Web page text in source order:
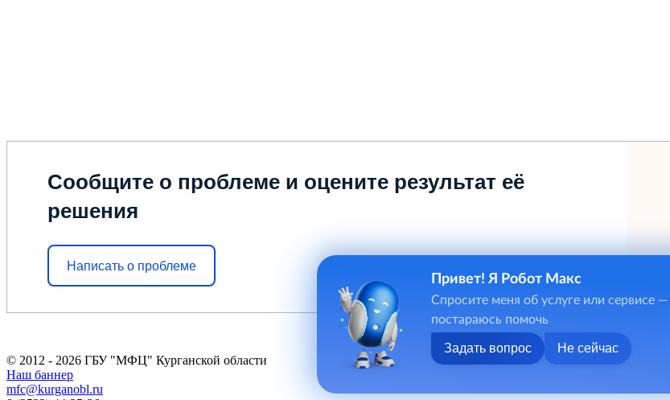
Сообщите о проблеме и оцените результат её
решения
Написать о проблеме
© 2012 - 2026 ГБУ "МФЦ" Курганской области
Наш баннер
mfc@kurganobl.ru
Привет! Я Робот Макс
Спросите меня об услуге или сервисе —
постараюсь помочь
Задать вопрос Не сейчас